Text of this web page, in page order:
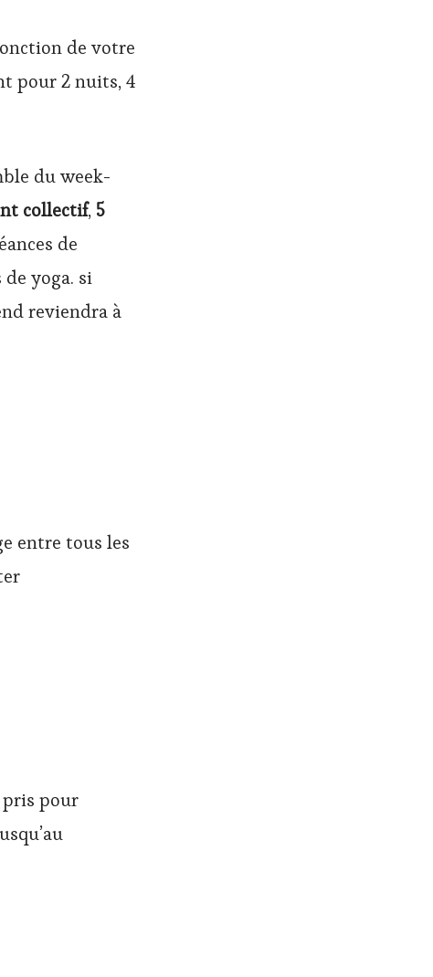
de votre
pour 2 nuits, 4
du week-
collectif, 5
de
yoga. si
reviendra à
entre tous les
pris pour